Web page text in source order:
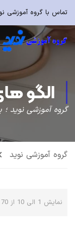
تماس با گروه آموزشی
الگو
گروه آموزشی نوید
گروه آموزشی نوید
نمایش 1 الی 10 از 70 نتیجه